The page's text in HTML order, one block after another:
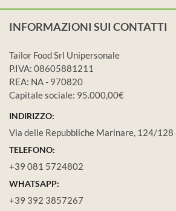
INFORMAZIONI SUI CONTATTI
Tailor Food Srl Unipersonale
P.IVA: 08605881211
REA: NA - 970820
Capitale sociale: 95.000,00€
INDIRIZZO:
Via delle Repubbliche Marinare, 124/
TELEFONO:
+39 081 5724802
WHATSAPP:
+39 392 3857267